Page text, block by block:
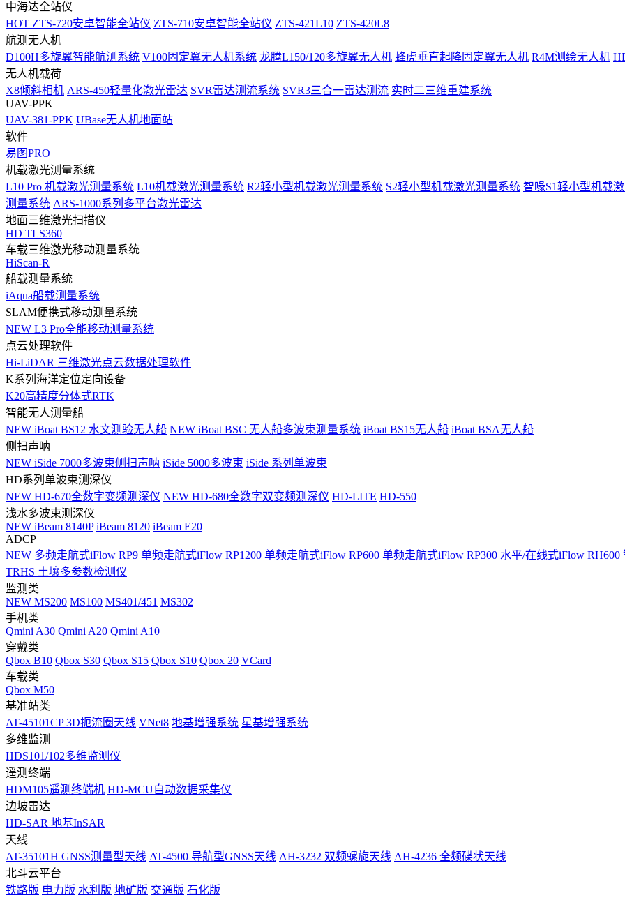
中海达全站仪
HOT ZTS-720安卓智能全站仪 ZTS-710安卓智能全站仪 ZTS-421L10 ZTS-420L8
航测无人机
D100H多旋翼智能航测系统 V100固定翼无人机系统 龙腾L150/120多旋翼无人机 蜂虎垂直起降固定翼无人机 R4M测绘无人机
无人机载荷
X8倾斜相机 ARS-450轻量化激光雷达 SVR雷达测流系统 SVR3三合一雷达测流 实时二三维重建系统
UAV-PPK
UAV-381-PPK UBase无人机地面站
软件
易图PRO
机载激光测量系统
L10 Pro 机载激光测量系统 L10机载激光测量系统 R2轻小型机载激光测量系统 S2轻小型机载激光测量系统 智喙S1轻小型机载
测量系统 ARS-1000系列多平台激光雷达
地面三维激光扫描仪
HD TLS360
车载三维激光移动测量系统
HiScan-R
船载测量系统
iAqua船载测量系统
SLAM便携式移动测量系统
NEW L3 Pro全能移动测量系统
点云处理软件
Hi-LiDAR 三维激光点云数据处理软件
K系列海洋定位定向设备
K20高精度分体式RTK
智能无人测量船
NEW iBoat BS12 水文测验无人船 NEW iBoat BSC 无人船多波束测量系统 iBoat BS15无人船 iBoat BSA无人船
侧扫声呐
NEW iSide 7000多波束侧扫声呐 iSide 5000多波束 iSide 系列单波束
HD系列单波束测深仪
NEW HD-670全数字变频测深仪 NEW HD-680全数字双变频测深仪 HD-LITE HD-550
浅水多波束测深仪
NEW iBeam 8140P iBeam 8120 iBeam E20
ADCP
NEW 多频走航式iFlow RP9 单频走航式iFlow RP1200 单频走航式iFlow RP600 单频走航式iFlow RP300 水平/在线式iFlow RH600
TRHS 土壤多参数检测仪
监测类
NEW MS200 MS100 MS401/451 MS302
手机类
Qmini A30 Qmini A20 Qmini A10
穿戴类
Qbox B10 Qbox S30 Qbox S15 Qbox S10 Qbox 20 VCard
车载类
Qbox M50
基准站类
AT-45101CP 3D扼流圈天线 VNet8 地基增强系统 星基增强系统
多维监测
HDS101/102多维监测仪
遥测终端
HDM105遥测终端机 HD-MCU自动数据采集仪
边坡雷达
HD-SAR 地基InSAR
天线
AT-35101H GNSS测量型天线 AT-4500 导航型GNSS天线 AH-3232 双频螺旋天线 AH-4236 全频碟状天线
北斗云平台
铁路版 电力版 水利版 地矿版 交通版 石化版